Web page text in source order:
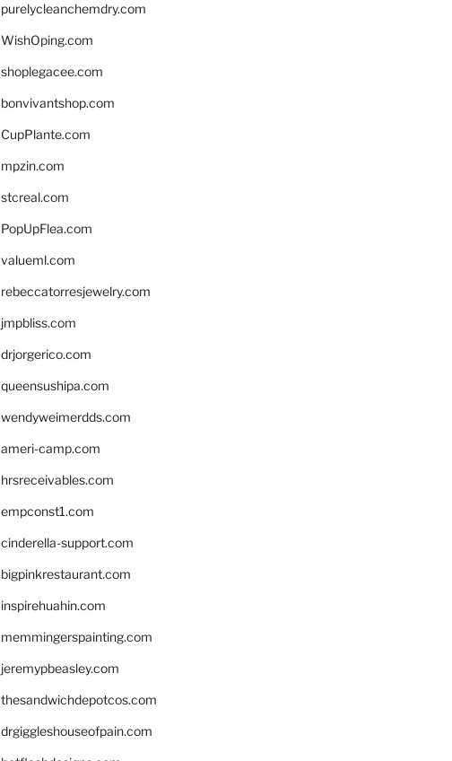
purelycleanchemdry.com
WishOping.com
shoplegacee.com
bonvivantshop.com
CupPlante.com
mpzin.com
stcreal.com
PopUpFlea.com
valueml.com
rebeccatorresjewelry.com
jmpbliss.com
drjorgerico.com
queensushipa.com
wendyweimerdds.com
ameri-camp.com
hrsreceivables.com
empconst1.com
cinderella-support.com
bigpinkrestaurant.com
inspirehuahin.com
memmingerspainting.com
jeremypbeasley.com
thesandwichdepotcos.com
drgiggleshouseofpain.com